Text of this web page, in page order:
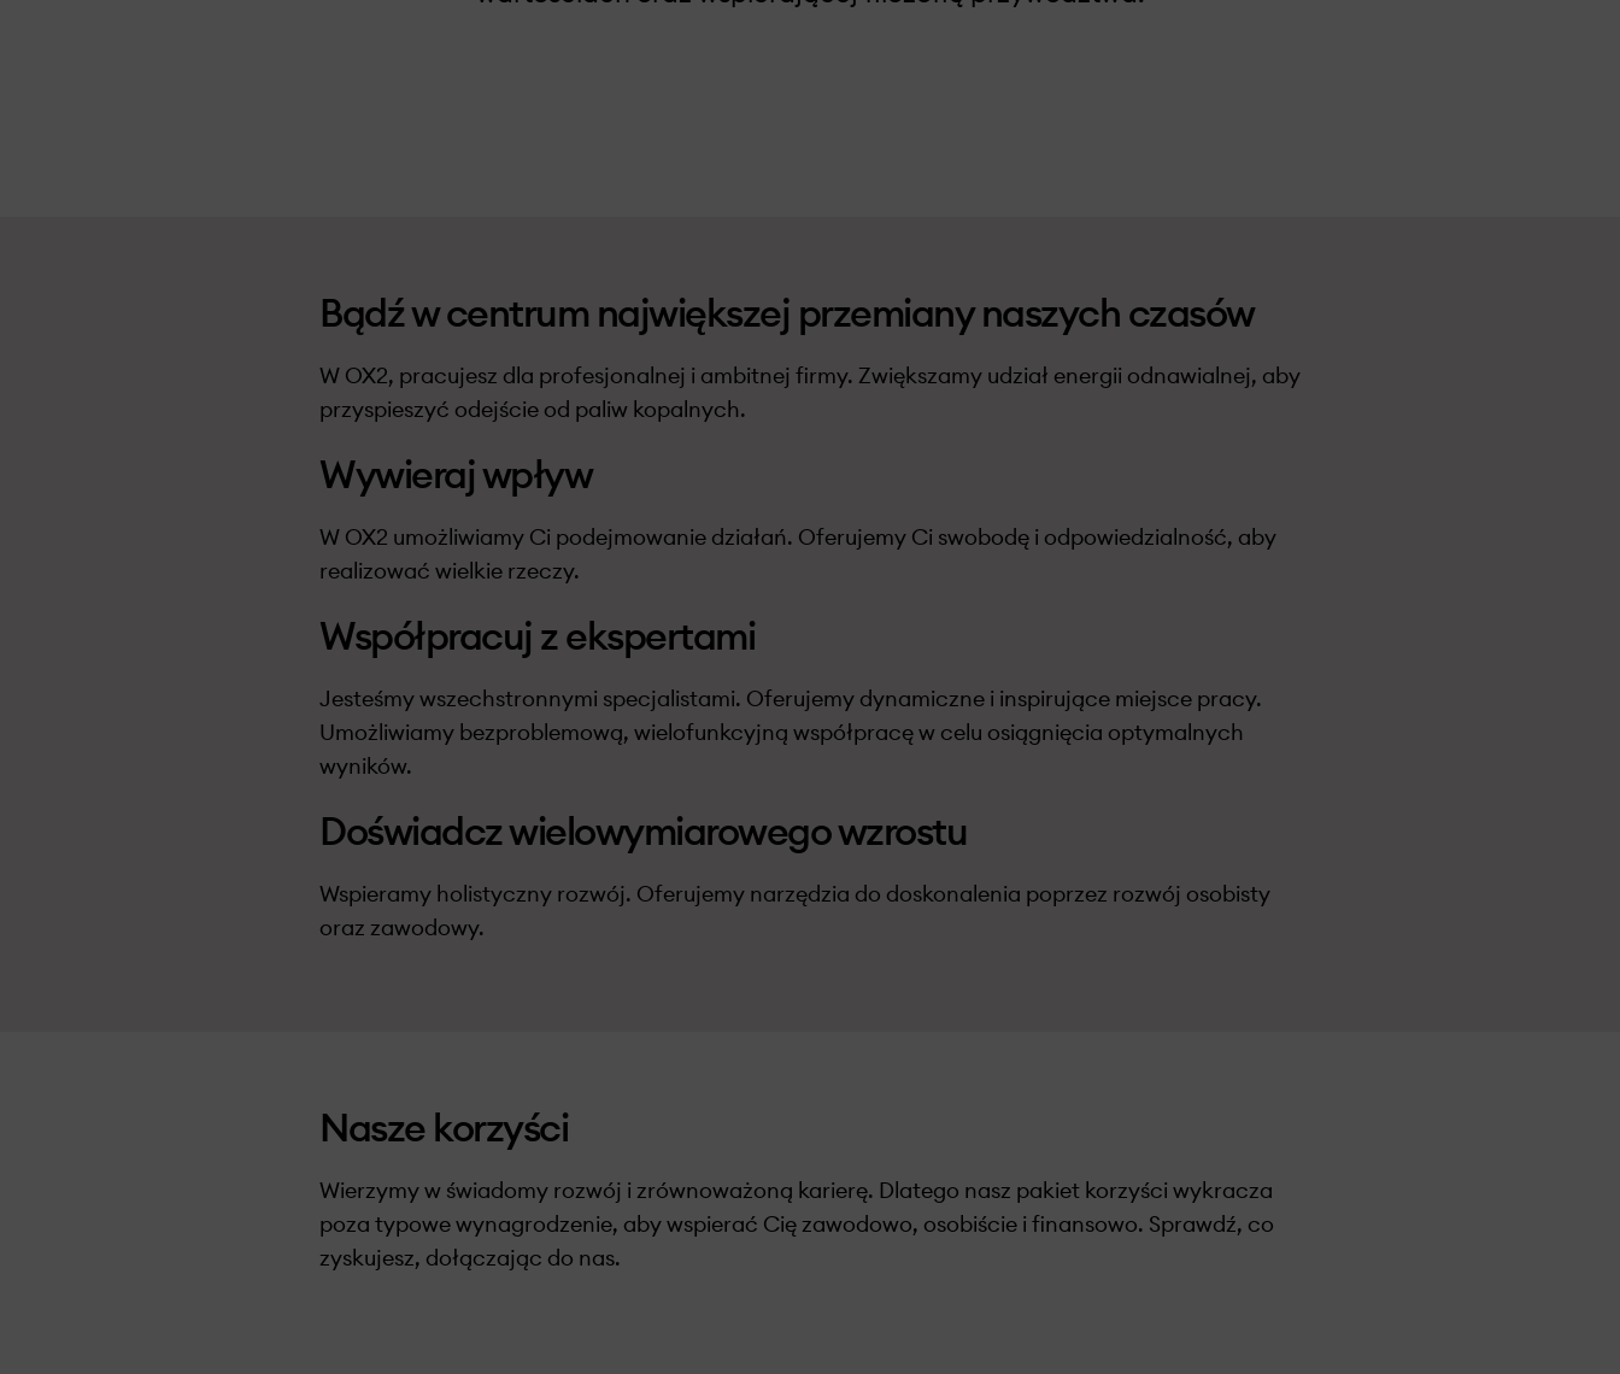
Bądź w centrum największej przemiany naszych czasów
W OX2, pracujesz dla profesjonalnej i ambitnej firmy. Zwiększamy udział energii odnawialnej, aby
przyspieszyć odejście od paliw kopalnych.
Wywieraj wpływ
W OX2 umożliwiamy Ci podejmowanie działań. Oferujemy Ci swobodę i odpowiedzialność, aby
realizować wielkie rzeczy.
Współpracuj z ekspertami
Jesteśmy wszechstronnymi specjalistami. Oferujemy dynamiczne i inspirujące miejsce pracy.
Umożliwiamy bezproblemową, wielofunkcyjną współpracę w celu osiągnięcia optymalnych
wyników.
Doświadcz wielowymiarowego wzrostu
Wspieramy holistyczny rozwój. Oferujemy narzędzia do doskonalenia poprzez rozwój osobisty
oraz zawodowy.
Nasze korzyści
Wierzymy w świadomy rozwój i zrównoważoną karierę. Dlatego nasz pakiet korzyści wykracza
poza typowe wynagrodzenie, aby wspierać Cię zawodowo, osobiście i finansowo. Sprawdź, co
zyskujesz, dołączając do nas.